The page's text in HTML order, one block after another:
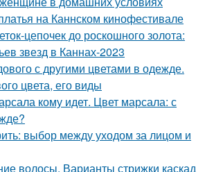
на Каннском кинофестивале
цепочек до роскошного золота:
звезд в Каннах-2023
с другими цветами в одежде.
цвета, его виды
кому идет. Цвет марсала: с
выбор между уходом за лицом и
волосы. Варианты стрижки каскад